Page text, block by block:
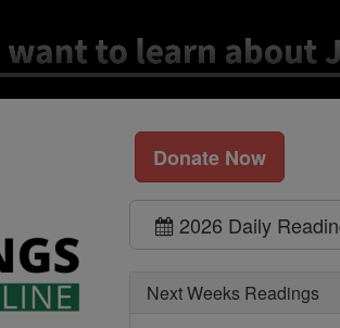
Donate Now
2026 Daily
Next Weeks Readings